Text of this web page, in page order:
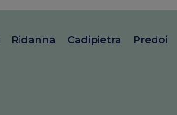
Ridanna Cadipietra Predoi